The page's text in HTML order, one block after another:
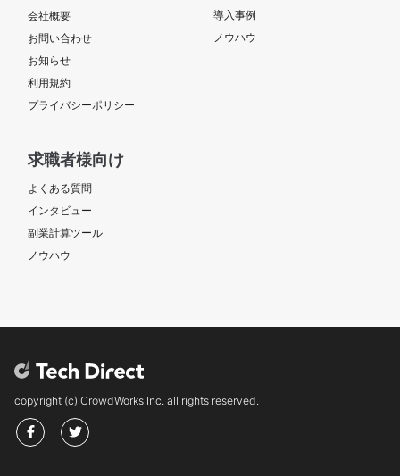
会社概要
お問い合わせ
お知らせ
利用規約
プライバシーポリシー
導入事例
ノウハウ
求職者様向け
よくある質問
インタビュー
副業計算ツール
ノウハウ
copyright (c) CrowdWorks Inc. all rights reserved.